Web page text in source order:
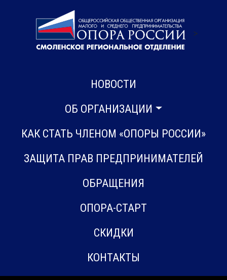
>
НОВОСТИ
ОБ ОРГАНИЗАЦИИ
КАК СТАТЬ ЧЛЕНОМ «ОПОРЫ РОССИИ»
ЗАЩИТА ПРАВ ПРЕДПРИНИМАТЕЛЕЙ
ОБРАЩЕНИЯ
ОПОРА-СТАРТ
СКИДКИ
КОНТАКТЫ